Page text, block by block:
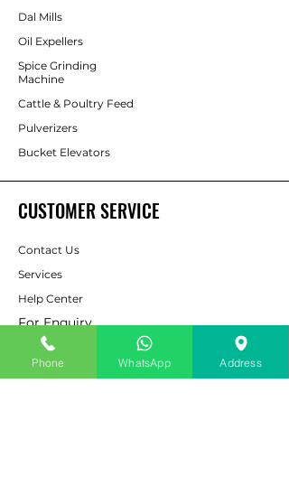
Dal Mills
Oil Expellers
Spice Grinding
Machine
Cattle & Poultry Feed
Pulverizers
Bucket Elevators
CUSTOMER SERVICE
Contact Us
Services
Help Center
For Enquiry
ABOUT AAPP
Phone WhatsApp Address